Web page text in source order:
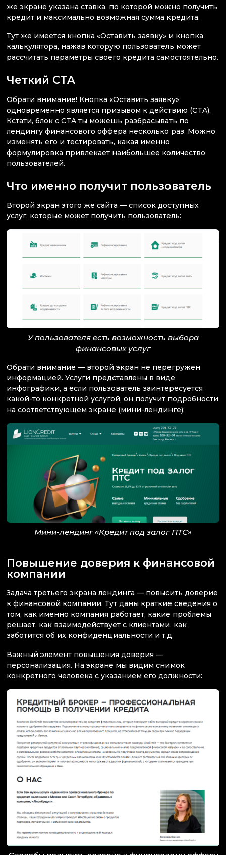
же экране указана ставка, по которой можно получить
кредит и максимально возможная сумма кредита.
Тут же имеется кнопка «Оставить заявку» и кнопка
калькулятора, нажав которую пользователь может
рассчитать параметры своего кредита самостоятельно.
Четкий CTA
Обрати внимание! Кнопка «Оставить заявку»
одновременно является призывом к действию (CTA).
Кстати, блок с CTA ты можешь разбрасывать по
лендингу финансового оффера несколько раз. Можно
изменять его и тестировать, какая именно
формулировка привлекает наибольшее количество
пользователей.
Что именно получит пользователь
Второй экран этого же сайта — список доступных
услуг, которые может получить пользователь:
У пользователя есть возможность выбора
финансовых услуг
Обрати внимание — второй экран не перегружен
информацией. Услуги представлены в виде
инфографики, а если пользователь заинтересуется
какой-то конкретной услугой, он получит подробности
на соответствующем экране (мини-лендинге):
Мини-лендинг «Кредит под залог ПТС»
Повышение доверия к финансовой
компании
Задача третьего экрана лендинга — повысить доверие
к финансовой компании. Тут даны краткие сведения о
том, как именно компания работает, какие проблемы
решает, как взаимодействует с клиентами, как
заботится об их конфиденциальности и т.д.
Важный элемент повышения доверия —
персонализация. На экране мы видим снимок
конкретного человека с указанием его должности: